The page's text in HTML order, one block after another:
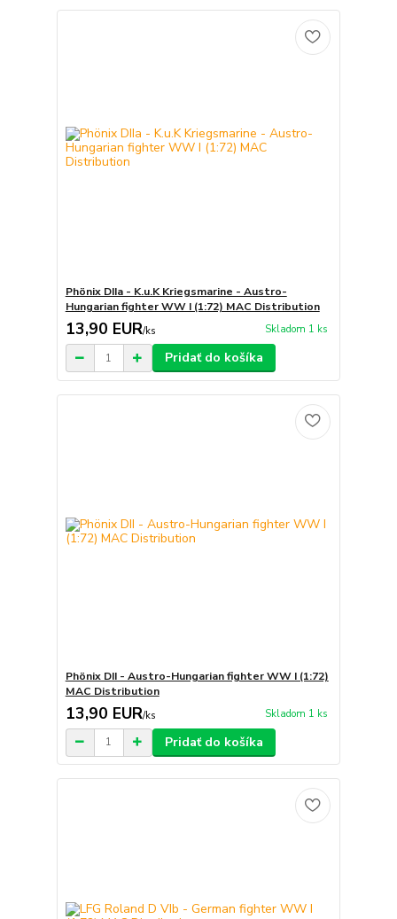
Phönix DIIa - K.u.K Kriegsmarine - Austro-
Hungarian fighter WW I (1:72) MAC Distribution
13,90 EUR/ks Skladom 1 ks
Pridať do košíka
Phönix DII - Austro-Hungarian fighter WW I (1:72)
MAC Distribution
13,90 EUR/ks Skladom 1 ks
Pridať do košíka